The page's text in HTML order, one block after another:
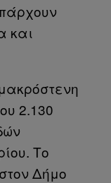
και
2.130
Το
Δήμο